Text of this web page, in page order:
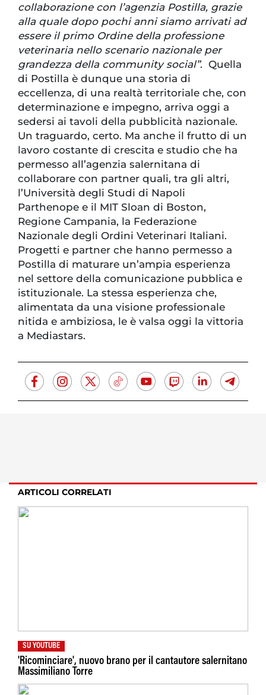
collaborazione con l’agenzia Postilla, grazie
alla quale dopo pochi anni siamo arrivati ad
essere il primo Ordine della professione
veterinaria nello scenario nazionale per
grandezza della community social”. Quella
di Postilla è dunque una storia di
eccellenza, di una realtà territoriale che, con
determinazione e impegno, arriva oggi a
sedersi ai tavoli della pubblicità nazionale.
Un traguardo, certo. Ma anche il frutto di un
lavoro costante di crescita e studio che ha
permesso all’agenzia salernitana di
collaborare con partner quali, tra gli altri,
l’Università degli Studi di Napoli
Parthenope e il MIT Sloan di Boston,
Regione Campania, la Federazione
Nazionale degli Ordini Veterinari Italiani.
Progetti e partner che hanno permesso a
Postilla di maturare un’ampia esperienza
nel settore della comunicazione pubblica e
istituzionale. La stessa esperienza che,
alimentata da una visione professionale
nitida e ambiziosa, le è valsa oggi la vittoria
a Mediastars.
ARTICOLI CORRELATI
SU YOUTUBE
'Ricominciare', nuovo brano per il cantautore salernitano
Massimiliano Torre